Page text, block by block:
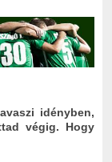
idényben,
végig. Hogy